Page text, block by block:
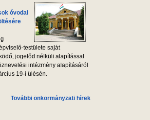
óvodai
testülete saját
jogelőd nélküli alapítással
intézmény alapításáról
19-i ülésén.
További önkormányzati hírek